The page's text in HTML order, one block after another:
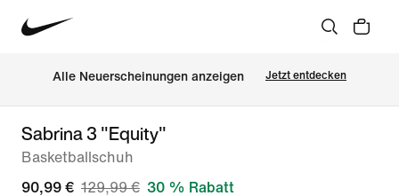
Alle Neuerscheinungen anzeigen Jetzt entdecken
Sabrina 3 "Equity"
Basketballschuh
90,99 € 129,99 € 30 % Rabatt